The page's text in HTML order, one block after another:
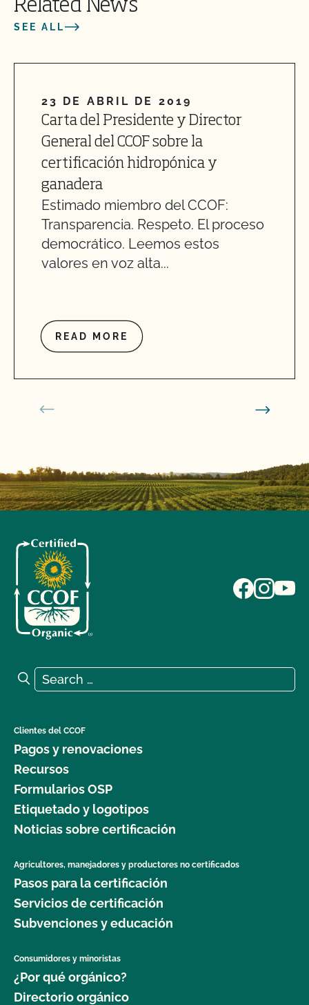
Related News
SEE ALL
23 DE ABRIL DE 2019
Carta del Presidente y Director
General del CCOF sobre la
certificación hidropónica y
ganadera
Estimado miembro del CCOF:
Transparencia. Respeto. El proceso
democrático. Leemos estos
valores en voz alta...
READ MORE
Search for:
Search
Clientes del CCOF
Pagos y renovaciones
Recursos
Formularios OSP
Etiquetado y logotipos
Noticias sobre certificación
Agricultores, manejadores y productores no certificados
Pasos para la certificación
Servicios de certificación
Subvenciones y educación
Consumidores y minoristas
¿Por qué orgánico?
Directorio orgánico